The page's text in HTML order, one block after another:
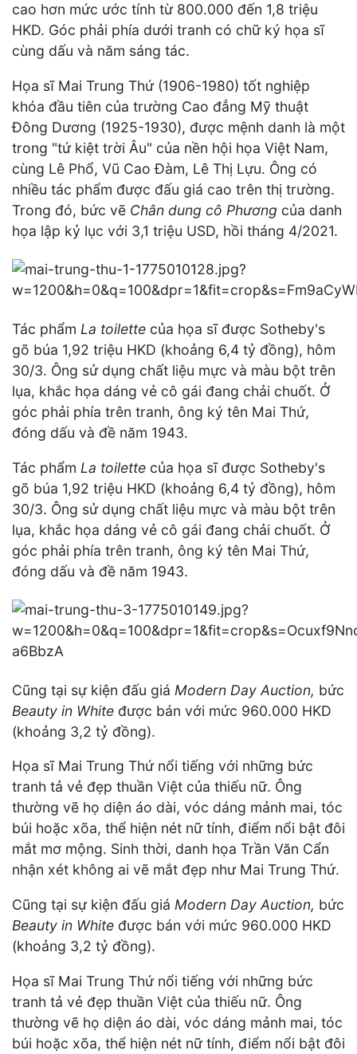
cao hơn mức ước tính từ 800.000 đến 1,8 triệu
HKD. Góc phải phía dưới tranh có chữ ký họa sĩ
cùng dấu và năm sáng tác.
Họa sĩ Mai Trung Thứ (1906-1980) tốt nghiệp
khóa đầu tiên của trường Cao đẳng Mỹ thuật
Đông Dương (1925-1930), được mệnh danh là một
trong "tứ kiệt trời Âu" của nền hội họa Việt Nam,
cùng Lê Phổ, Vũ Cao Đàm, Lê Thị Lựu. Ông có
nhiều tác phẩm được đấu giá cao trên thị trường.
Trong đó, bức vẽ Chân dung cô Phương của danh
họa lập kỷ lục với 3,1 triệu USD, hồi tháng 4/2021.
Tác phẩm La toilette của họa sĩ được Sotheby's
gõ búa 1,92 triệu HKD (khoảng 6,4 tỷ đồng), hôm
30/3. Ông sử dụng chất liệu mực và màu bột trên
lụa, khắc họa dáng vẻ cô gái đang chải chuốt. Ở
góc phải phía trên tranh, ông ký tên Mai Thứ,
đóng dấu và đề năm 1943.
Tác phẩm La toilette của họa sĩ được Sotheby's
gõ búa 1,92 triệu HKD (khoảng 6,4 tỷ đồng), hôm
30/3. Ông sử dụng chất liệu mực và màu bột trên
lụa, khắc họa dáng vẻ cô gái đang chải chuốt. Ở
góc phải phía trên tranh, ông ký tên Mai Thứ,
đóng dấu và đề năm 1943.
Cũng tại sự kiện đấu giá Modern Day Auction, bức
Beauty in White được bán với mức 960.000 HKD
(khoảng 3,2 tỷ đồng).
Họa sĩ Mai Trung Thứ nổi tiếng với những bức
tranh tả vẻ đẹp thuần Việt của thiếu nữ. Ông
thường vẽ họ diện áo dài, vóc dáng mảnh mai, tóc
búi hoặc xõa, thể hiện nét nữ tính, điểm nổi bật đôi
mắt mơ mộng. Sinh thời, danh họa Trần Văn Cẩn
nhận xét không ai vẽ mắt đẹp như Mai Trung Thứ.
Cũng tại sự kiện đấu giá Modern Day Auction, bức
Beauty in White được bán với mức 960.000 HKD
(khoảng 3,2 tỷ đồng).
Họa sĩ Mai Trung Thứ nổi tiếng với những bức
tranh tả vẻ đẹp thuần Việt của thiếu nữ. Ông
thường vẽ họ diện áo dài, vóc dáng mảnh mai, tóc
búi hoặc xõa, thể hiện nét nữ tính, điểm nổi bật đôi